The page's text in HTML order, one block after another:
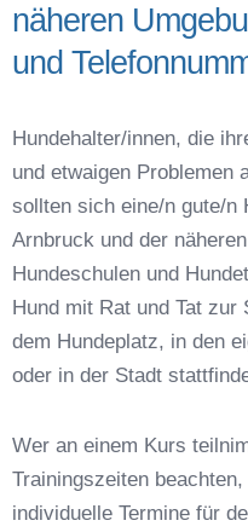
Telefonnummer
Das macht einen
Hundetrainer
Hundezubehör für
Hundespielzeug
Preisvergleich der
Hundeschulen vs.
Arnbruck
So findet man den
Arnbruck
näheren
und
Hundehalter/innen, die
und etwaigen Problemen
sollten sich eine/n gute/n
Arnbruck und der
Hundeschulen und
Hund mit Rat und Tat
dem Hundeplatz, in den
oder in der Stadt
Wer an einem Kurs
Trainingszeiten
individuelle Termine für